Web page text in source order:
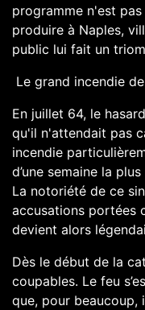
programme n'est
produire à Naples,
public lui fait un
Le grand incendie
En juillet 64, le
qu'il n'attendait pas
incendie
d’une semaine la
La notoriété de ce
accusations portées
devient alors
Dès le début de la
coupables. Le feu
que, pour beaucoup,